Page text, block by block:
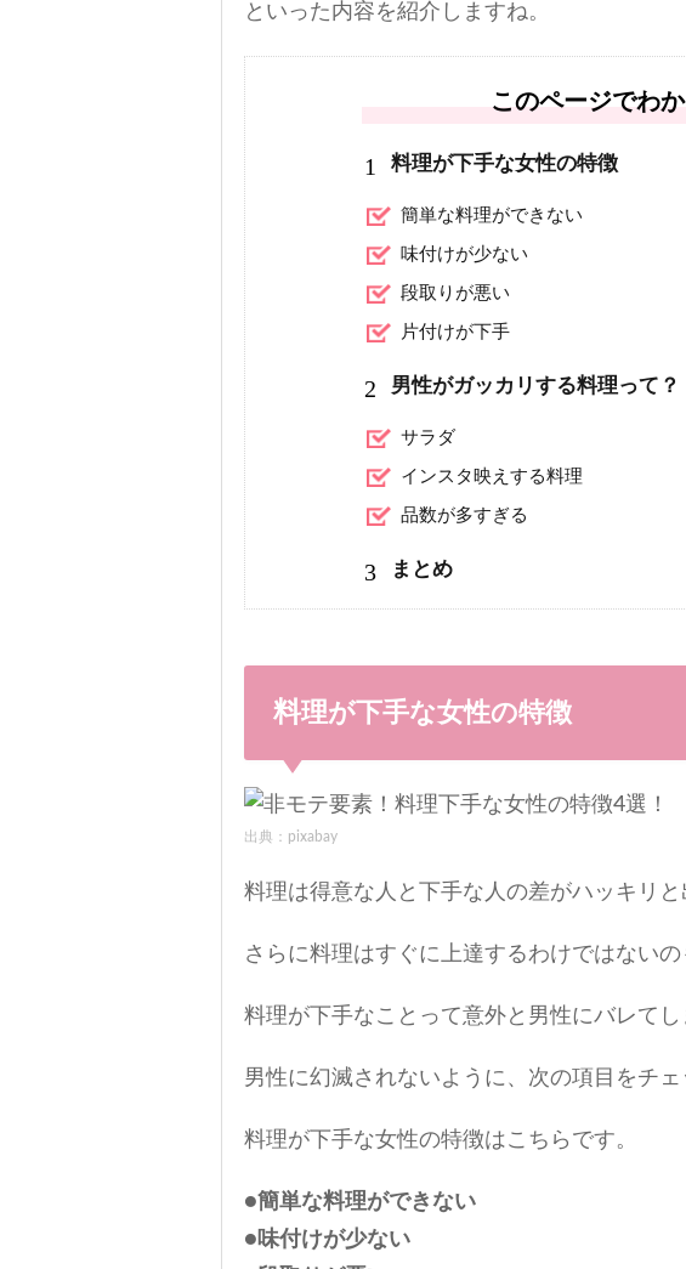
といった内容を紹介しますね。
このページでわ
1 料理が下手な女性の特徴
簡単な料理ができない
味付けが少ない
段取りが悪い
片付けが下手
2 男性がガッカリする料理って？
サラダ
インスタ映えする料理
品数が多すぎる
3 まとめ
料理が下手な女性の特徴
出典：pixabay
料理は得意な人と下手な人の差がハッキリと
さらに料理はすぐに上達するわけではないの
料理が下手なことって意外と男性にバレてし
男性に幻滅されないように、次の項目をチェ
料理が下手な女性の特徴はこちらです。
●簡単な料理ができない
●味付けが少ない